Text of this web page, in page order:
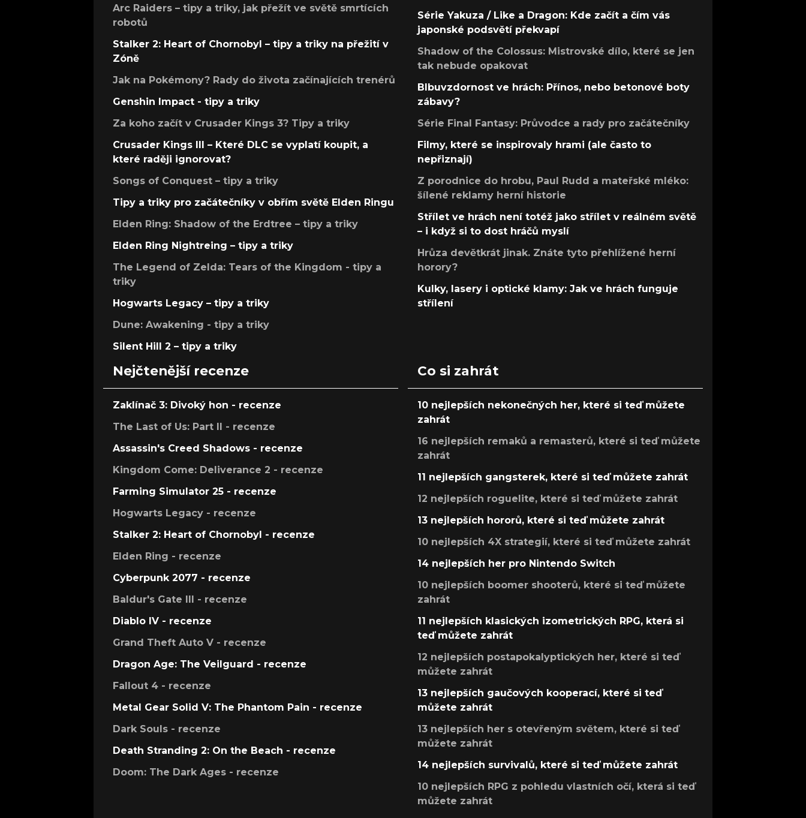
Arc Raiders – tipy a triky, jak přežít ve světě smrtících
robotů
Stalker 2: Heart of Chornobyl – tipy a triky na přežití v
Zóně
Jak na Pokémony? Rady do života začínajících trenérů
Genshin Impact - tipy a triky
Za koho začít v Crusader Kings 3? Tipy a triky
Crusader Kings III – Které DLC se vyplatí koupit, a
které raději ignorovat?
Songs of Conquest – tipy a triky
Tipy a triky pro začátečníky v obřím světě Elden Ringu
Elden Ring: Shadow of the Erdtree – tipy a triky
Elden Ring Nightreing – tipy a triky
The Legend of Zelda: Tears of the Kingdom - tipy a
triky
Hogwarts Legacy – tipy a triky
Dune: Awakening - tipy a triky
Silent Hill 2 – tipy a triky
Série Yakuza / Like a Dragon: Kde začít a čím vás
japonské podsvětí překvapí
Shadow of the Colossus: Mistrovské dílo, které se jen
tak nebude opakovat
Blbuvzdornost ve hrách: Přínos, nebo betonové boty
zábavy?
Série Final Fantasy: Průvodce a rady pro začátečníky
Filmy, které se inspirovaly hrami (ale často to
nepřiznají)
Z porodnice do hrobu, Paul Rudd a mateřské mléko:
šílené reklamy herní historie
Střílet ve hrách není totéž jako střílet v reálném světě
– i když si to dost hráčů myslí
Hrůza devětkrát jinak. Znáte tyto přehlížené herní
horory?
Kulky, lasery i optické klamy: Jak ve hrách funguje
střílení
Nejčtenější recenze
Zaklínač 3: Divoký hon - recenze
The Last of Us: Part II - recenze
Assassin's Creed Shadows - recenze
Kingdom Come: Deliverance 2 - recenze
Farming Simulator 25 - recenze
Hogwarts Legacy - recenze
Stalker 2: Heart of Chornobyl - recenze
Elden Ring - recenze
Cyberpunk 2077 - recenze
Baldur's Gate III - recenze
Diablo IV - recenze
Grand Theft Auto V - recenze
Dragon Age: The Veilguard - recenze
Fallout 4 - recenze
Metal Gear Solid V: The Phantom Pain - recenze
Dark Souls - recenze
Death Stranding 2: On the Beach - recenze
Doom: The Dark Ages - recenze
Co si zahrát
10 nejlepších nekonečných her, které si teď můžete
zahrát
16 nejlepších remaků a remasterů, které si teď můžete
zahrát
11 nejlepších gangsterek, které si teď můžete zahrát
12 nejlepších roguelite, které si teď můžete zahrát
13 nejlepších hororů, které si teď můžete zahrát
10 nejlepších 4X strategií, které si teď můžete zahrát
14 nejlepších her pro Nintendo Switch
10 nejlepších boomer shooterů, které si teď můžete
zahrát
11 nejlepších klasických izometrických RPG, která si
teď můžete zahrát
12 nejlepších postapokalyptických her, které si teď
můžete zahrát
13 nejlepších gaučových kooperací, které si teď
můžete zahrát
13 nejlepších her s otevřeným světem, které si teď
můžete zahrát
14 nejlepších survivalů, které si teď můžete zahrát
10 nejlepších RPG z pohledu vlastních očí, která si teď
můžete zahrát